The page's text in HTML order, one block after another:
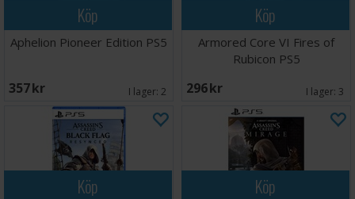
Köp
Aphelion Pioneer Edition PS5
357 SEK I lager: 2
Köp
Armored Core VI Fires of
Rubicon PS5
296 SEK I lager: 3
Köp Köp